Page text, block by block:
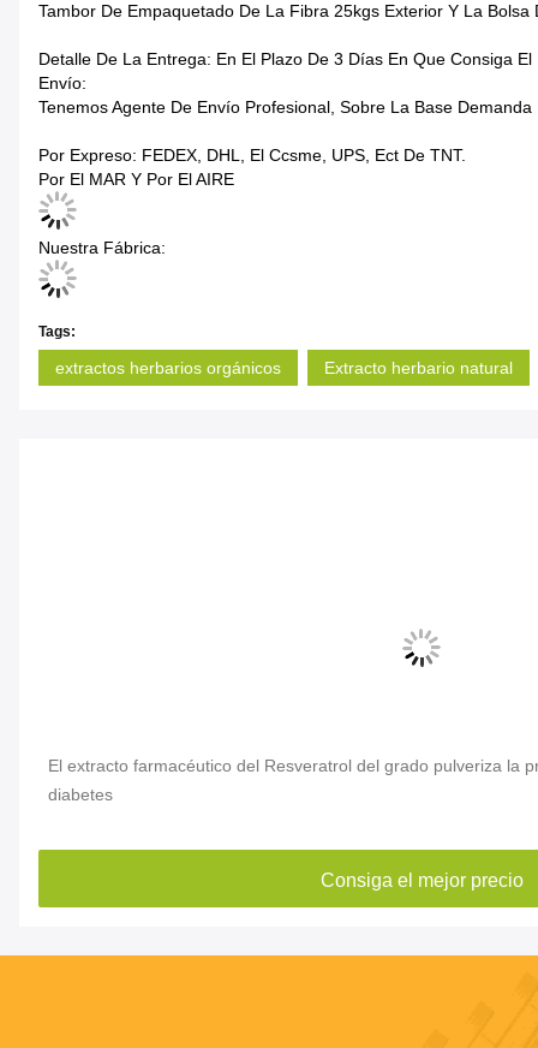
Tambor De Empaquetado De La Fibra 25kgs Exterior Y La
Detalle De La Entrega: En El Plazo De 3 Días En Que Consiga El
Envío:
Tenemos Agente De Envío Profesional, Sobre La Base
Por Expreso: FEDEX, DHL, El Ccsme, UPS, Ect De TNT.
Por El MAR Y Por El AIRE
Nuestra Fábrica:
Tags:
extractos herbarios orgánicos Extracto herbario natural
El extracto farmacéutico del Resveratrol del grado pulveriza la
diabetes
Consiga el mejor precio